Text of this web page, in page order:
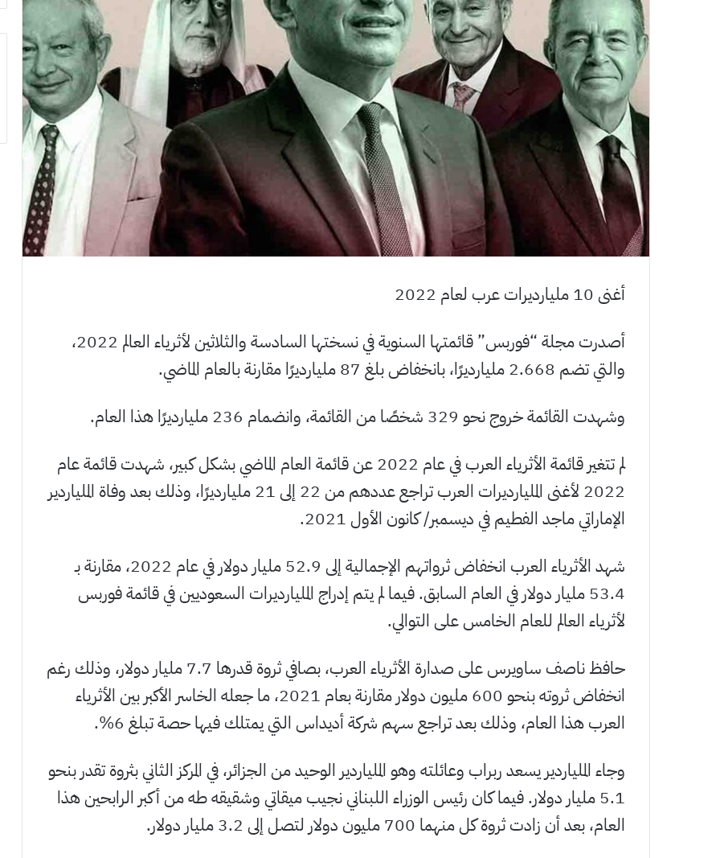
أغنى 10 مليارديرات عرب لعام 2022
أصدرت مجلة “فوربس” قائمتها السنوية في نسختها السادسة والثلاثين لأثرياء العالم 2022،
والتي تضم 2.668 مليارديرًا، بانخفاض بلغ 87 مليارديرًا مقارنة بالعام الماضي.
وشهدت القائمة خروج نحو 329 شخصًا من القائمة، وانضمام 236 مليارديرًا هذا العام.
لم تتغير قائمة الأثرياء العرب في عام 2022 عن قائمة العام الماضي بشكل كبير، شهدت قائمة عام
2022 لأغنى المليارديرات العرب تراجع عددهم من 22 إلى 21 مليارديرًا، وذلك بعد وفاة الملياردير
الإماراتي ماجد الفطيم في ديسمبر/ كانون الأول 2021.
شهد الأثرياء العرب انخفاض ثرواتهم الإجمالية إلى 52.9 مليار دولار في عام 2022، مقارنة بـ
53.4 مليار دولار في العام السابق. فيما لم يتم إدراج المليارديرات السعوديين في قائمة فوربس
لأثرياء العالم للعام الخامس على التوالي.
حافظ ناصف ساويرس على صدارة الأثرياء العرب، بصافي ثروة قدرها 7.7 مليار دولار، وذلك رغم
انخفاض ثروته بنحو 600 مليون دولار مقارنة بعام 2021، ما جعله الخاسر الأكبر بين الأثرياء
العرب هذا العام، وذلك بعد تراجع سهم شركة أديداس التي يمتلك فيها حصة تبلغ 6%.
وجاء الملياردير يسعد ربراب وعائلته وهو الملياردير الوحيد من الجزائر، في المركز الثاني بثروة تقدر بنحو
5.1 مليار دولار. فيما كان رئيس الوزراء اللبناني نجيب ميقاتي وشقيقه طه من أكبر الرابحين هذا
العام، بعد أن زادت ثروة كل منهما 700 مليون دولار لتصل إلى 3.2 مليار دولار.